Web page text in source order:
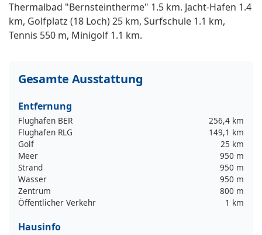
Thermalbad "Bernsteintherme" 1.5 km. Jacht-Hafen 1.4
km, Golfplatz (18 Loch) 25 km, Surfschule 1.1 km,
Tennis 550 m, Minigolf 1.1 km.
Gesamte Ausstattung
Entfernung
Flughafen BER
256,4 km
Flughafen RLG
149,1 km
Golf
25 km
Meer
950 m
Strand
950 m
Wasser
950 m
Zentrum
800 m
Öffentlicher Verkehr
1 km
Hausinfo